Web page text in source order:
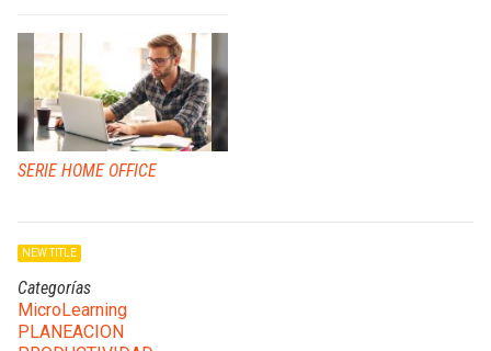
SERIE HOME OFFICE
NEW TITLE
Categorías
MicroLearning
PLANEACION